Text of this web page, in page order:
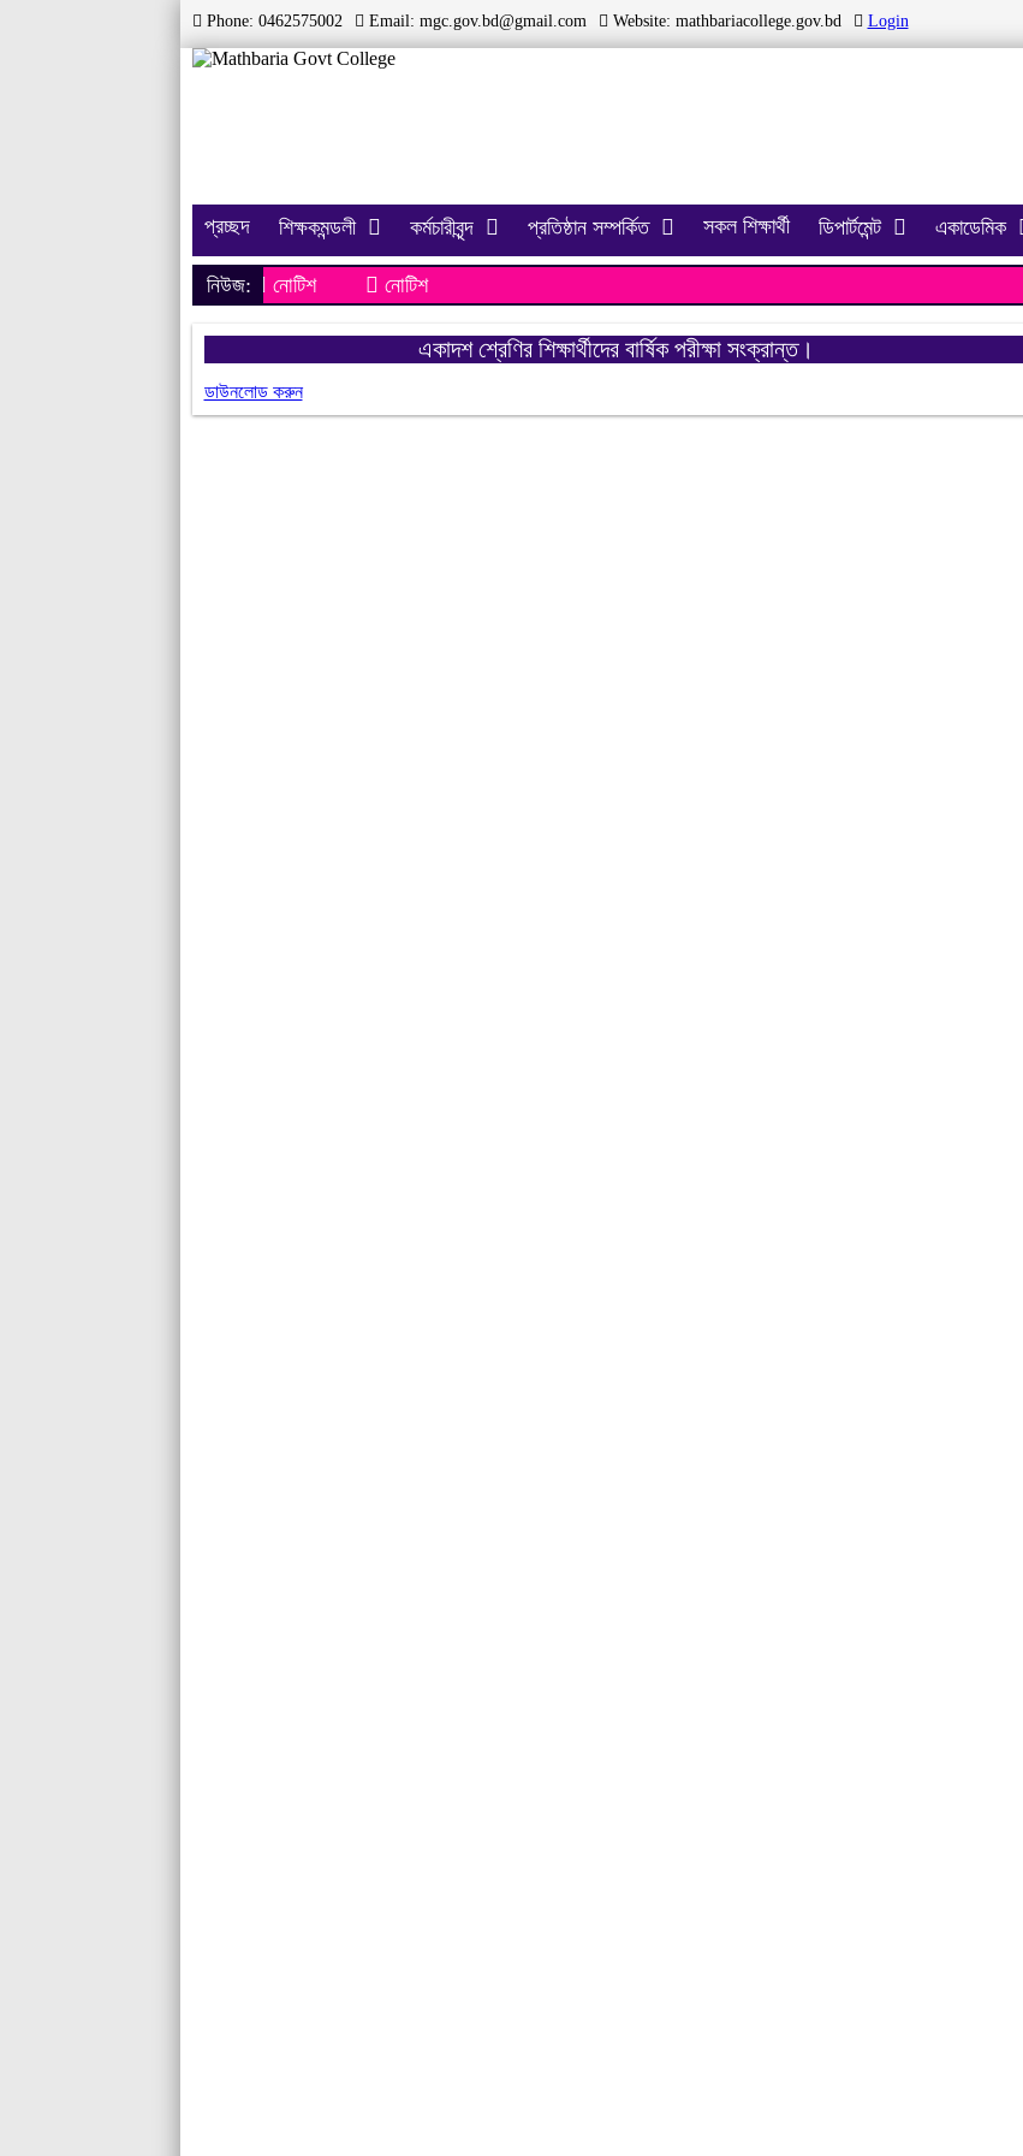
Phone: 0462575002 Email: mgc.gov.bd@gmail.com Website: mathbariacollege.gov.bd Login
প্রচ্ছদ শিক্ষকমন্ডলী কর্মচারীবৃন্দ প্রতিষ্ঠান সম্পর্কিত সকল শিক্ষার্থী ডিপার্টমেন্ট একাডেমিক
নিউজ: নোটিশ
নোটিশ
একাদশ শ্রেণির শিক্ষার্থীদের বার্ষিক পরীক্ষা সংক্রান্ত।
ডাউনলোড করুন